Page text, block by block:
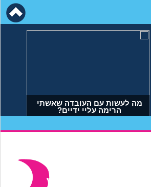
מה לעשות עם העובדה שאשתי
הרימה עליי ידיים?